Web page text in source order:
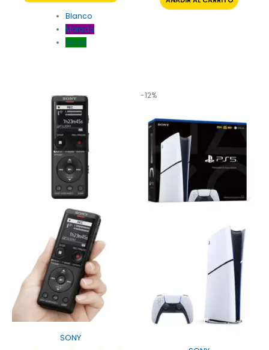
Blanco
Morado
Verde
SONY
-12%